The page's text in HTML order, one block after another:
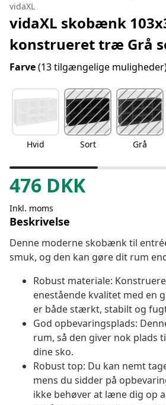
vidaXL
vidaXL skobænk
konstrueret træ Grå
Farve(13 tilgængelige
Hvid Sort Grå
476 DKK
Inkl. moms
Beskrivelse
Denne moderne skobænk til
smuk, og den kan gøre dit rum
Robust materiale:
enestående kvalitet med en
er både stærkt, stabilt og
God opbevaringsplads:
rum, så den giver nok plads
dine sko.
Robust top: Du kan nemt
mens du sidder på
ikke behøver at læne dig op